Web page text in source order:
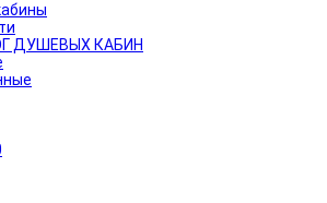
ДУШЕВЫХ КАБИН